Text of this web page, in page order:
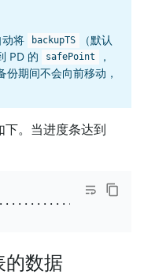
动将 backupTS
（默认
PD 的
safePoint
，
期间不会向前移动，
下。当进度条达到
的数据